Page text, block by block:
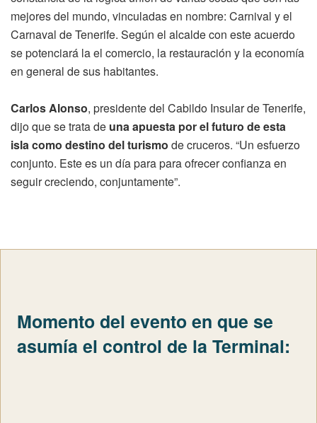
mejores del mundo, vinculadas en nombre: Carnival y el
Carnaval de Tenerife. Según el alcalde con este acuerdo
se potenciará la el comercio, la restauración y la economía
en general de sus habitantes.
Carlos Alonso, presidente del Cabildo Insular de Tenerife,
dijo que se trata de una apuesta por el futuro de esta
isla como destino del turismo de cruceros. “Un esfuerzo
conjunto. Este es un día para para ofrecer confianza en
seguir creciendo, conjuntamente”.
Momento del evento en que se
asumía el control de la Terminal: